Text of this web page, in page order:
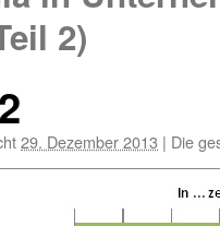
2)
29. Dezember 2013 | Die